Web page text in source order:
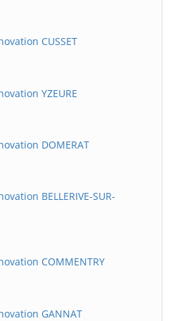
CUSSET
YZEURE
DOMERAT
BELLERIVE-SUR-
COMMENTRY
GANNAT